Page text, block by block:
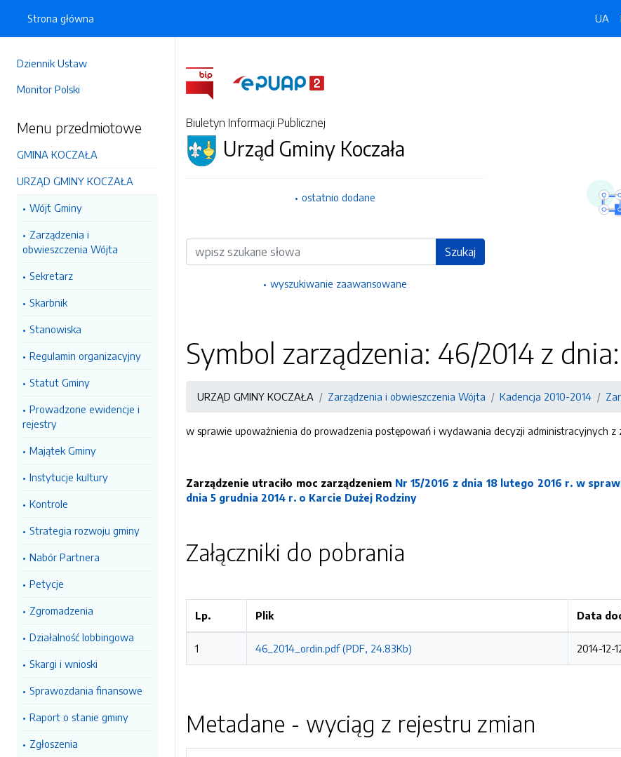
Dziennik Ustaw
Monitor Polski
Menu przedmiotowe
GMINA KOCZAŁA
URZĄD GMINY KOCZAŁA
Wójt Gminy
Zarządzenia i
obwieszczenia Wójta
Sekretarz
Skarbnik
Stanowiska
Regulamin organizacyjny
Statut Gminy
Prowadzone ewidencje i
rejestry
Majątek Gminy
Instytucje kultury
Kontrole
Strategia rozwoju gminy
Nabór Partnera
Petycje
Zgromadzenia
Działalność lobbingowa
Skargi i wnioski
Sprawozdania finansowe
Raport o stanie gminy
Zgłoszenia
Strona główna UA
Biuletyn Informacji Publicznej
Urząd Gminy Koczała
ostatnio dodane
Wyszukiwarka Szukaj
wyszukiwanie zaawansowane
Symbol zarządzenia: 46/2014 z
URZĄD GMINY KOCZAŁA Zarządzenia i obwieszczenia Wójta Kadencja 2010-2014
w sprawie upoważnienia do prowadzenia postępowań i wydawania decyzji administracyjnych
Zarządzenie utraciło moc zarządzeniem Nr 15/2016 z dnia 18 lutego 2016 r. w
dnia 5 grudnia 2014 r. o Karcie Dużej Rodziny
Załączniki do pobrania
Lp. Plik Data
1 46_2014_ordin.pdf (PDF, 24.83Kb) 2014-12-
Metadane - wyciąg z rejestru zmian